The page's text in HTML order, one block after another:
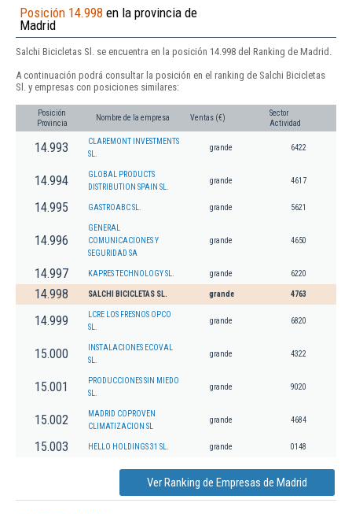
Posición 14.998 en la provincia de
Madrid
Salchi Bicicletas Sl. se encuentra en la posición 14.998 del Ranking de Madrid.
A continuación podrá consultar la posición en el ranking de Salchi Bicicletas
Sl. y empresas con posiciones similares:
Posición
Provincia
Nombre de la empresa Ventas (€)
Sector
Actividad
14.993
CLAREMONT INVESTMENTS
SL.
grande 6422
14.994
GLOBAL PRODUCTS
DISTRIBUTION SPAIN SL.
grande 4617
14.995 GASTROABC SL. grande 5621
14.996
GENERAL
COMUNICACIONES Y
SEGURIDAD SA
grande 4650
14.997 KAPRES TECHNOLOGY SL. grande 6220
14.998 SALCHI BICICLETAS SL. grande 4763
14.999
LCRE LOS FRESNOS OPCO
SL.
grande 6820
15.000
INSTALACIONES ECOVAL
SL.
grande 4322
15.001
PRODUCCIONES SIN MIEDO
SL.
grande 9020
15.002
MADRID COPROVEN
CLIMATIZACION SL
grande 4684
15.003 HELLO HOLDINGS 31 SL. grande 0148
Ver Ranking de Empresas de Madrid